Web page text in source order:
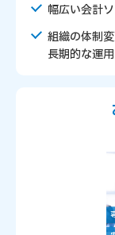
幅広い会計
組織の体制
長期的な運